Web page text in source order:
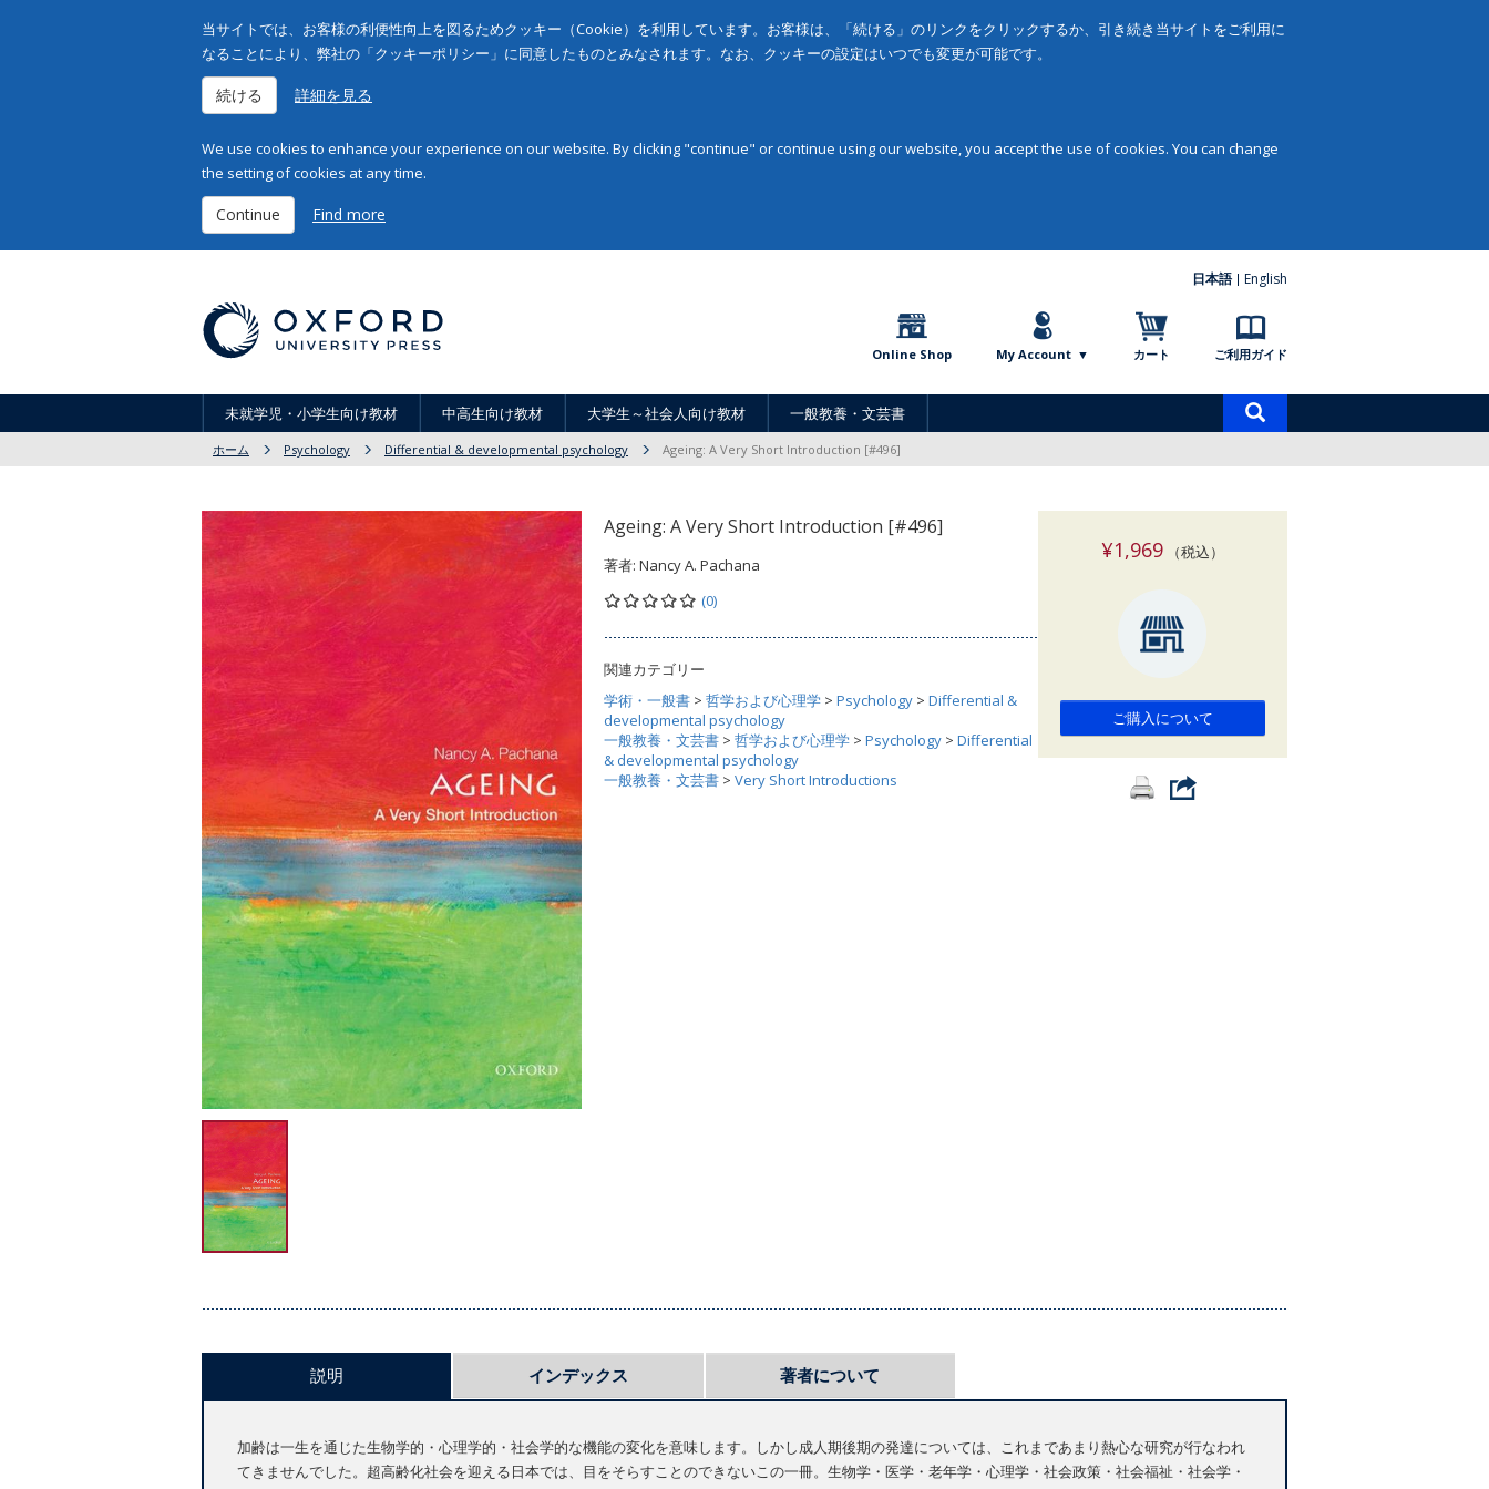
当サイトでは、お客様の利便性向上を図るためクッキー（Cookie）を利用しています。お客様は、「続ける」のリンクをクリックするか、引き続き当サイトをご利用に
なることにより、弊社の「クッキーポリシー」に同意したものとみなされます。なお、クッキーの設定はいつでも変更が可能です。
続ける 詳細を見る
We use cookies to enhance your experience on our website. By clicking "continue" or continue using our website, you accept the use of cookies. You can change
the setting of cookies at any time.
Continue Find more
日本語 English
Online Shop My Account カート ご利用ガイド
未就学児・小学生向け教材 中高生向け教材 大学生～社会人向け教材 一般教養・文芸書
索
ホーム Psychology Differential & developmental psychology Ageing: A Very Short Introduction [#496]
Ageing: A Very Short Introduction [#496]
著者: Nancy A. Pachana
(0)
関連カテゴリー
学術・一般書 > 哲学および心理学 > Psychology > Differential &
developmental psychology
一般教養・文芸書 > 哲学および心理学 > Psychology > Differential
& developmental psychology
一般教養・文芸書 > Very Short Introductions
¥1,969（税込）
ご購入について
説明 インデックス 著者について
加齢は一生を通じた生物学的・心理学的・社会学的な機能の変化を意味します。しかし成人期後期の発達については、これまであまり熱心な研究が行なわれ
てきませんでした。超高齢化社会を迎える日本では、目をそらすことのできないこの一冊。生物学・医学・老年学・心理学・社会政策・社会福祉・社会学・